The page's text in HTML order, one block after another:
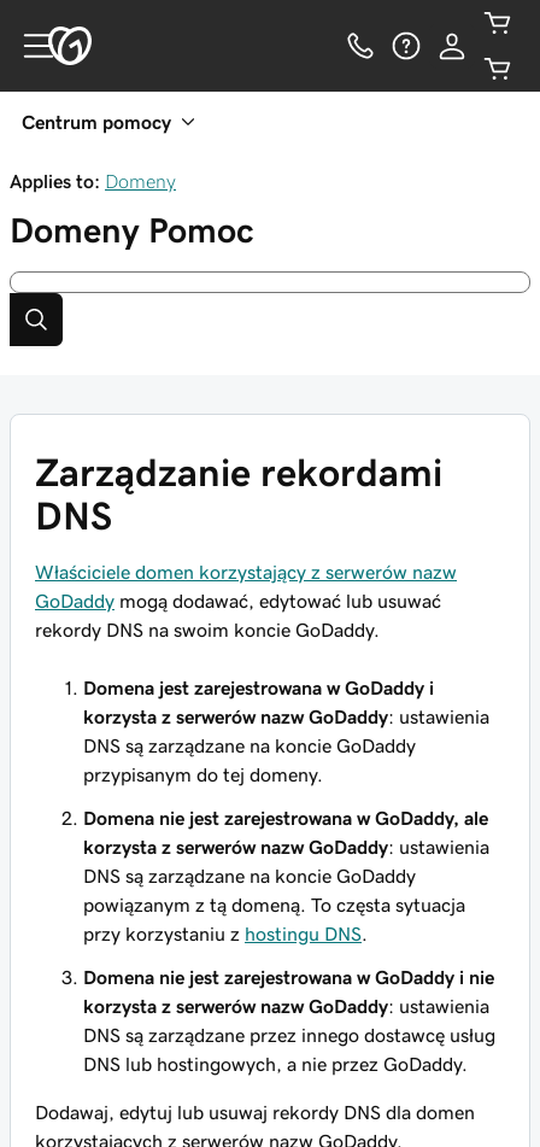
Centrum pomocy
Applies to: Domeny
Domeny Pomoc
Zarządzanie rekordami
DNS
Właściciele domen korzystający z serwerów nazw
GoDaddy mogą dodawać, edytować lub usuwać
rekordy DNS na swoim koncie GoDaddy.
Domena jest zarejestrowana w GoDaddy i
korzysta z serwerów nazw GoDaddy: ustawienia
DNS są zarządzane na koncie GoDaddy
przypisanym do tej domeny.
Domena nie jest zarejestrowana w GoDaddy, ale
korzysta z serwerów nazw GoDaddy: ustawienia
DNS są zarządzane na koncie GoDaddy
powiązanym z tą domeną. To częsta sytuacja
przy korzystaniu z hostingu DNS
Domena nie jest zarejestrowana w GoDaddy i nie
korzysta z serwerów nazw GoDaddy: ustawienia
DNS są zarządzane przez innego dostawcę usług
DNS lub hostingowych, a nie przez GoDaddy.
Dodawaj, edytuj lub usuwaj rekordy DNS dla domen
korzystających z serwerów nazw GoDaddy.